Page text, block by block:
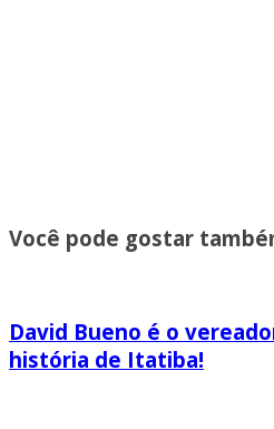
Você pode gostar
David Bueno é o
história de Itatiba!